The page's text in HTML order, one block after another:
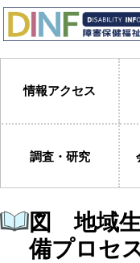
情報アクセス
調査・研究
図 地域
備プロセ